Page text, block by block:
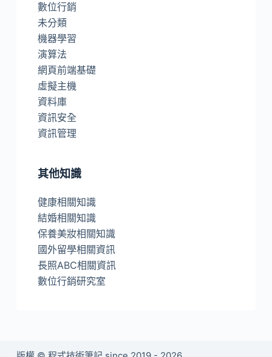
數位行銷
未分類
機器學習
演算法
網頁前端基礎
虛擬主機
資料庫
資訊安全
資訊管理
其他知識
健康相關知識
結婚相關知識
保養美妝相關知識
國外留學相關資訊
長照ABC相關資訊
數位行銷研究室